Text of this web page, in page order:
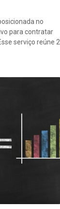
no
para contratar
serviço reúne 2